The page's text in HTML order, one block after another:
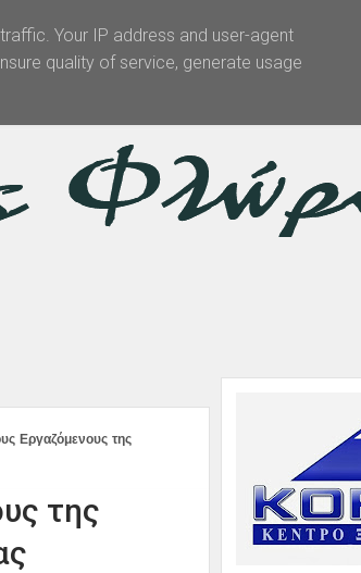
Πολιτισμός Επικοινωνία
Εργαζόμενους της
της
Your IP address and user-agent
quality of service, generate usage